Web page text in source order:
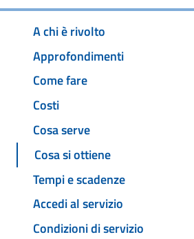
A chi è rivolto
Approfondimenti
Come fare
Costi
Cosa serve
Cosa si ottiene
Tempi e scadenze
Accedi al servizio
Condizioni di servizio